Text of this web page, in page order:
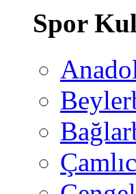
Spor